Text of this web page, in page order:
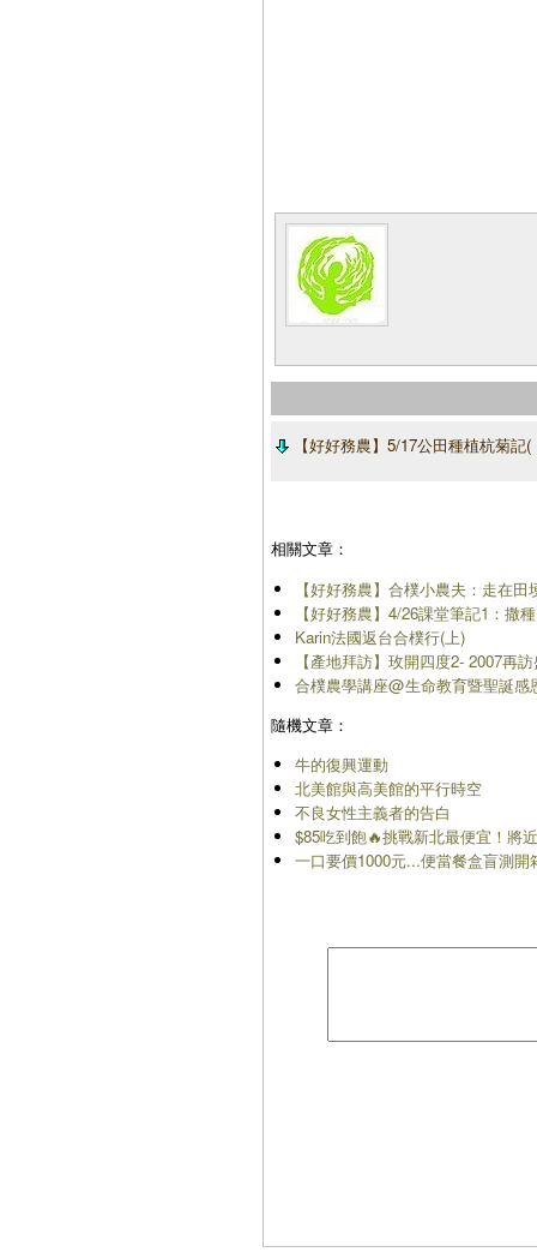
【好好務農】5/17公田種植杭菊記(
相關文章：
【好好務農】合樸小農夫：走在田
【好好務農】4/26課堂筆記1：撒
Karin法國返台合樸行(上)
【產地拜訪】玫開四度2- 2007再
合樸農學講座@生命教育暨聖誕感
隨機文章：
牛的復興運動
北美館與高美館的平行時空
不良女性主義者的告白
$85吃到飽🔥挑戰新北最便宜！將
一口要價1000元...便當餐盒盲測